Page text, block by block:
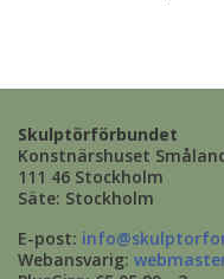
Skulptörförbundet
Konstnärshuset
111 46 Stockholm
Säte: Stockholm
E-post:
Webansvarig: